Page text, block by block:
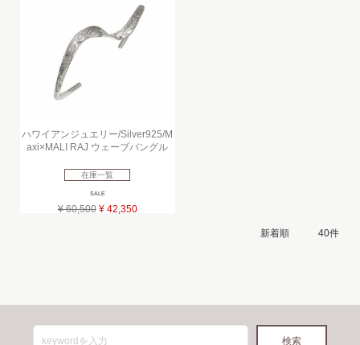
ハワイアンジュエリー/Silver925/M
axi×MALI RAJ ウェーブバングル
在庫一覧
SALE
¥ 60,500 ¥ 42,350